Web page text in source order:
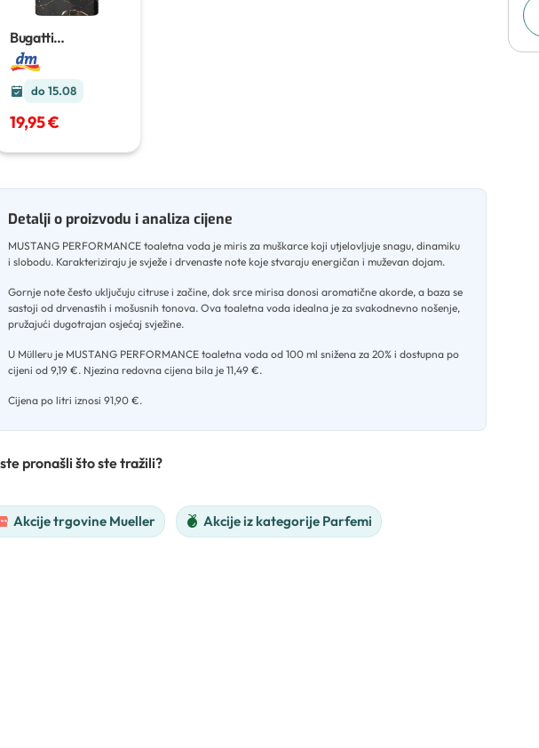
Bugatti
Performance
Intense edp
do 15.08
19,95 €
Detalji o proizvodu i analiza cijene
MUSTANG PERFORMANCE toaletna voda je miris za muškarce koji utjelovljuje snagu, dinamiku
i slobodu. Karakteriziraju je svježe i drvenaste note koje stvaraju energičan i muževan dojam.
Gornje note često uključuju citruse i začine, dok srce mirisa donosi aromatične akorde, a baza se
sastoji od drvenastih i mošusnih tonova. Ova toaletna voda idealna je za svakodnevno nošenje,
pružajući dugotrajan osjećaj svježine.
U Mülleru je MUSTANG PERFORMANCE toaletna voda od 100 ml snižena za 20% i dostupna po
cijeni od 9,19 €. Njezina redovna cijena bila je 11,49 €.
Cijena po litri iznosi 91,90 €.
pronašli što ste tražili?
Akcije trgovine Mueller Akcije iz kategorije Parfemi